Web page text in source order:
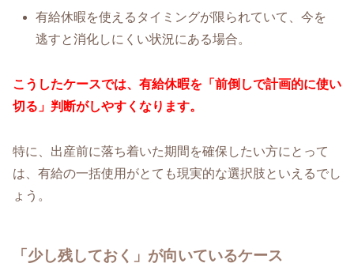
有給休暇を使えるタイミングが限られていて、今を
逃すと消化しにくい状況にある場合。
こうしたケースでは、有給休暇を「前倒しで計画的に使い
切る」判断がしやすくなります。
特に、出産前に落ち着いた期間を確保したい方にとって
は、有給の一括使用がとても現実的な選択肢といえるでし
ょう。
「少し残しておく」が向いているケース